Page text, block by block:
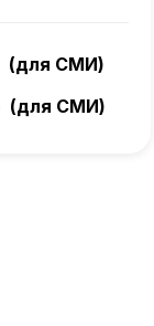
(для СМИ)
(для СМИ)